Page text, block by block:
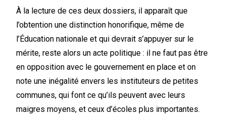
À la lecture de ces deux dossiers, il apparaît que
l’obtention une distinction honorifique, même de
l’Éducation nationale et qui devrait s’appuyer sur le
mérite, reste alors un acte politique : il ne faut pas être
en opposition avec le gouvernement en place et on
note une inégalité envers les instituteurs de petites
communes, qui font ce qu’ils peuvent avec leurs
maigres moyens, et ceux d’écoles plus importantes.